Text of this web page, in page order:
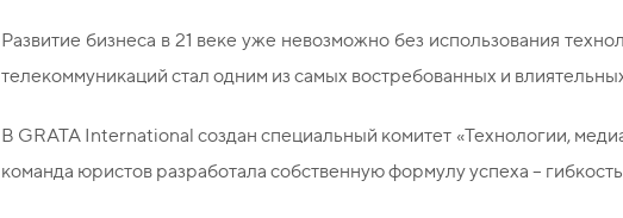
Развитие бизнеса в 21 веке уже невозможно без использования
телекоммуникаций стал одним из самых востребованных и
В GRATA International создан специальный комитет «Технологии,
команда юристов разработала собственную формулу успеха –